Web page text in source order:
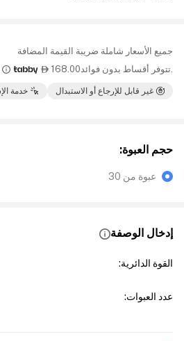
جميع الأسعار شاملة ضريبة القيمة المضافة
.تتوفر أقساط بدون فوائد168.00

غير قابل للإرجاع أو الاستبدال خدمة
حجم العبوة:
عبوة من 30
إدخال الوصفة
القوة الدائرية:
عدد العبوات: